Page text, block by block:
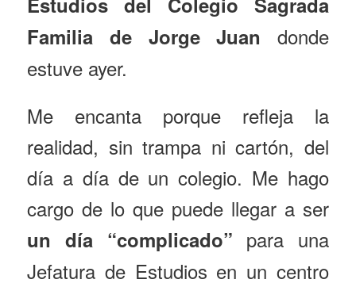
Familia de Jorge Juan donde
estuve ayer.
Me encanta porque refleja la
realidad, sin trampa ni cartón, del
día a día de un colegio. Me hago
cargo de lo que puede llegar a ser
un día “complicado” para una
Jefatura de Estudios en un centro